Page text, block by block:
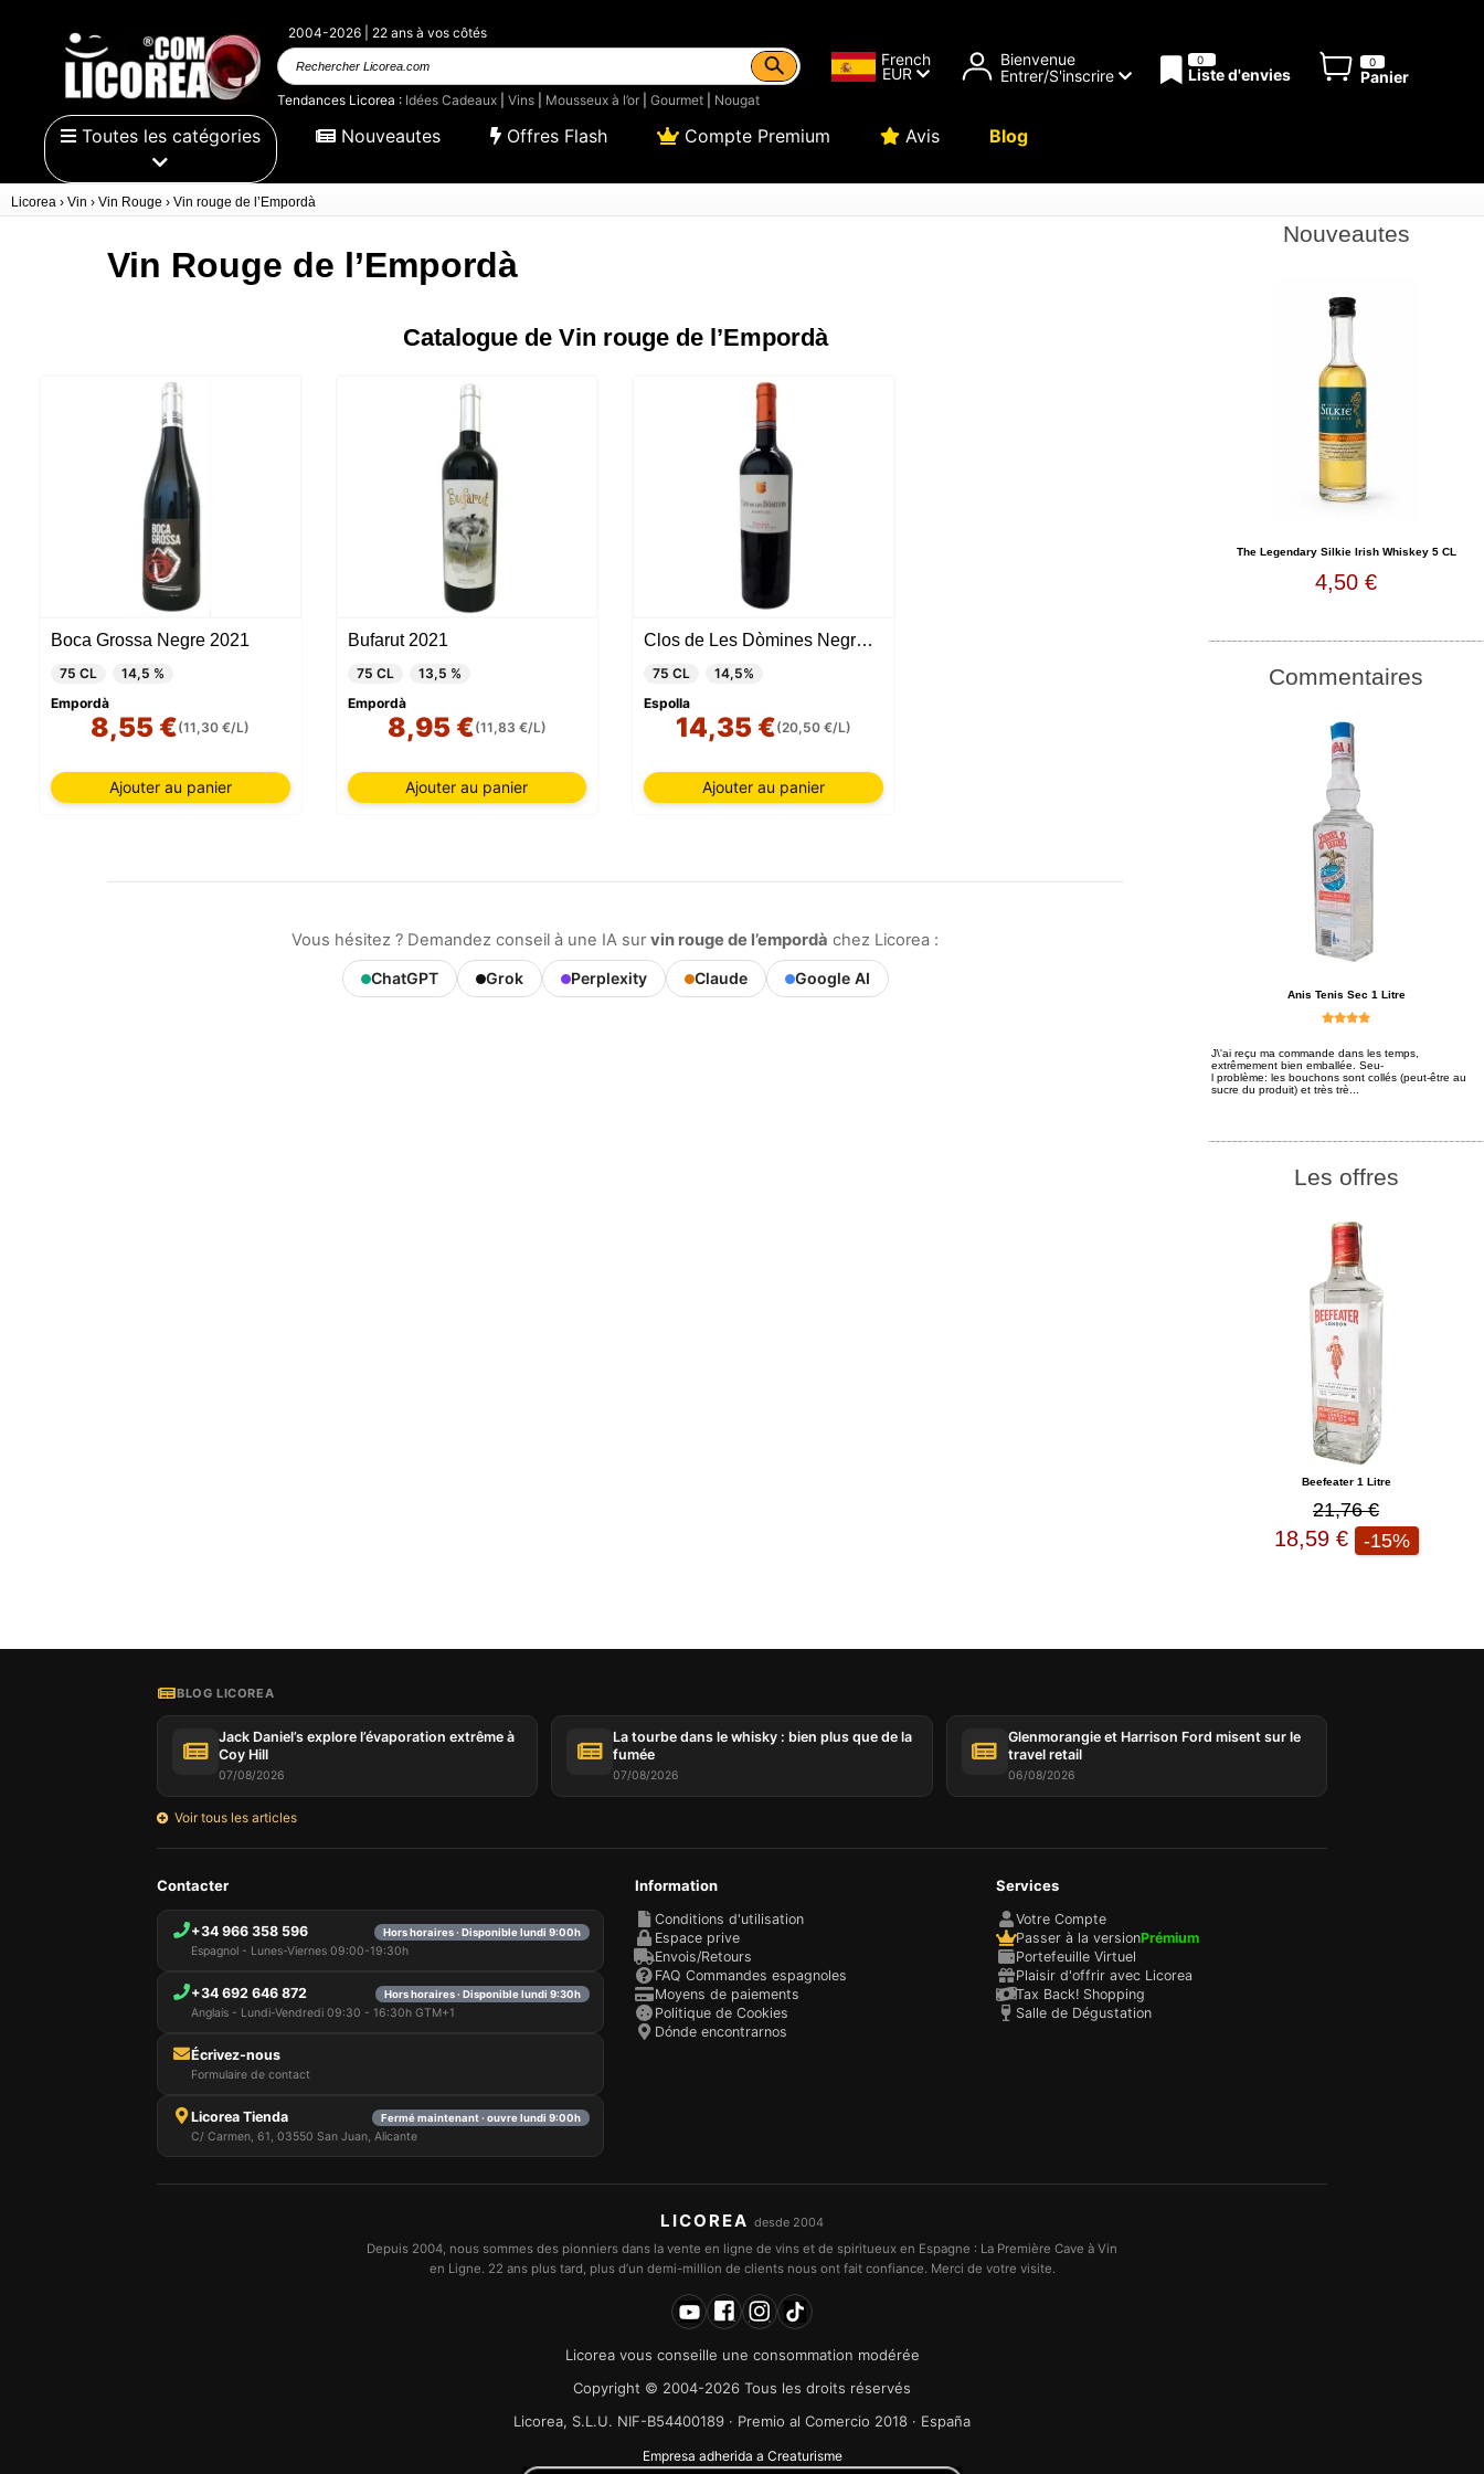
2004-2026 | 22 ans à vos côtés
Rechercher
Licorea.com
Tendances Licorea : Idées Cadeaux| Vins| Mousseux à l’or| Gourmet| Nougat
French
EUR
Bienvenue
Entrer/S'inscrire
0
Liste d'envies
0
Panier
Toutes les catégories Nouveautes Offres Flash Compte Premium Avis Blog
Licorea › Vin › Vin Rouge › Vin rouge de l’Empordà
Vin Rouge de l’Empordà
Catalogue de Vin rouge de l’Empordà
Boca Grossa Negre 2021
75 CL
14,5 %
Empordà
8,55 €(11,30 €/L)
Ajouter au panier
Bufarut 2021
75 CL
13,5 %
Empordà
8,95 €(11,83 €/L)
Ajouter au panier
Clos de Les Dòmines Negre Réserva 2021
75 CL
14,5%
Espolla
14,35 €(20,50 €/L)
Ajouter au panier
Vous hésitez ? Demandez conseil à une IA sur vin rouge de l’empordà chez Licorea :
ChatGPT Grok Perplexity Claude Google AI
Nouveautes
The Legendary Silkie Irish Whiskey 5 CL
4,50 €
Commentaires
Anis Tenis Sec 1 Litre
J\'ai reçu ma commande dans les temps,
extrêmement bien emballée. Seu-
l problème: les bouchons sont collés (peut-être au
sucre du produit) et très trè...
Les offres
Beefeater 1 Litre
21,76 €
18,59 € -15%
BLOG LICOREA
Jack Daniel’s explore l’évaporation extrême à
Coy Hill
07/08/2026
La tourbe dans le whisky : bien plus que de la
fumée
07/08/2026
Glenmorangie et Harrison Ford misent sur le
travel retail
06/08/2026
Voir tous les articles
Contacter
+34 966 358 596 Hors horaires · Disponible lundi 9:00h
Espagnol - Lunes-Viernes 09:00-19:30h
+34 692 646 872 Hors horaires · Disponible lundi 9:30h
Anglais - Lundi-Vendredi 09:30 - 16:30h GTM+1
Écrivez-nous
Formulaire de contact
Licorea Tienda Fermé maintenant · ouvre lundi 9:00h
C/ Carmen, 61, 03550 San Juan, Alicante
Information
Conditions d'utilisation
Espace prive
Envois/Retours
FAQ Commandes espagnoles
Moyens de paiements
Politique de Cookies
Dónde encontrarnos
Services
Votre Compte
Passer à la versionPrémium
Portefeuille Virtuel
Plaisir d'offrir avec Licorea
Tax Back! Shopping
Salle de Dégustation
LICOREA desde 2004
Depuis 2004, nous sommes des pionniers dans la vente en ligne de vins et de spiritueux en Espagne : La Première Cave à Vin
en Ligne. 22 ans plus tard, plus d’un demi-million de clients nous ont fait confiance. Merci de votre visite.
Licorea vous conseille une consommation modérée
Copyright © 2004-2026 Tous les droits réservés
Licorea, S.L.U. NIF-B54400189 · Premio al Comercio 2018 · España
Empresa adherida a Creaturisme
par ces technologies incluent des données liées à votre compte utilisateur,
mémoriser votre panier d'achat, maintenir la sécurité, mémoriser les choix des
utilisateurs, améliorer notre site web et, enfin, à des fins de marketing. Vous
pouvez refuser tout traitement non essentiel en choisissant d'accepter
uniquement les cookies nécessaires. Vous pouvez personnaliser votre choix